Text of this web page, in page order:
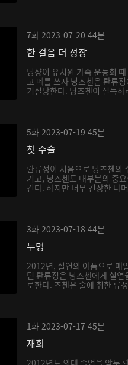
7화 2023-07-20 44분
한 걸음 더 성장
닝샹이 유치원 가족 운동회
고 떼를 쓰자 닝즈첸은 롼류
거절당한다. 닝즈첸이 설득
5화 2023-07-19 45분
첫 수술
롼류정이 처음으로 닝즈첸의
기고, 닝즈첸도 대부분의 중
긴다. 하지만 너무 긴장한 나
3화 2023-07-18 44분
누명
2012년, 실연의 아픔으로 매
던 롼류정은 닝즈첸에게 실
로한다. 즈첸은 술에 취한 류
1화 2023-07-17 45분
재회
2012년도 의대 졸업을 앞둔